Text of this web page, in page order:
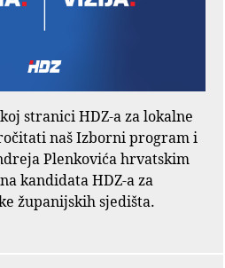
stranici HDZ-a za lokalne
naš Izborni program i
Plenkovića hrvatskim
kandidata HDZ-a za
županijskih sjedišta.